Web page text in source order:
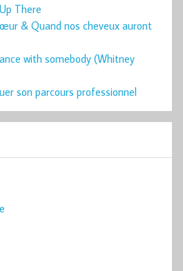
There
& Quand nos cheveux auront
with somebody (Whitney
son parcours professionnel